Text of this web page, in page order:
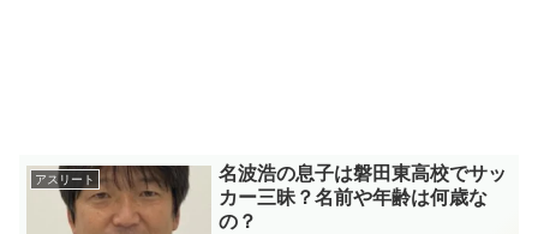
アスリート
名波浩の息子は磐田東高校でサッ
カー三昧？名前や年齢は何歳な
の？